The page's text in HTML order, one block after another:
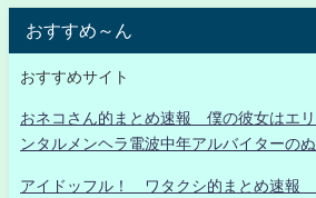
おすすめ～ん
おすすめサイト
おネコさん的まとめ速報 僕の彼女はエ
ンタルメンヘラ電波中年アルバイターの
アイドッフル！ ワタクシ的まとめ速報